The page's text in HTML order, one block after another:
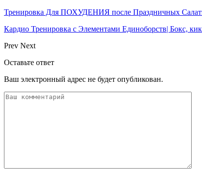
Тренировка Для ПОХУДЕНИЯ после Праздничных
Кардио Тренировка с Элементами Единоборств| Бокс,
Prev Next
Оставьте ответ
Ваш электронный адрес не будет опубликован.